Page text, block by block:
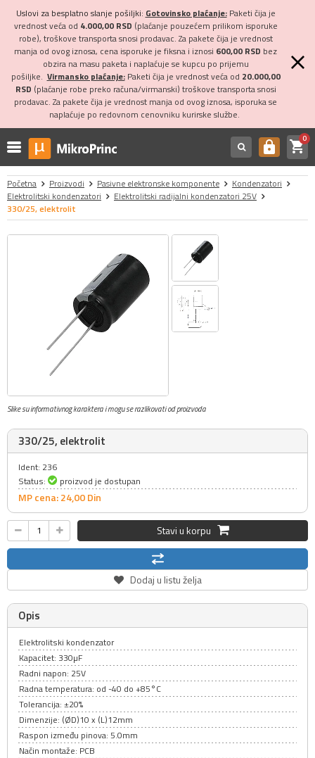
Uslovi za besplatno slanje pošiljki: Gotovinsko plaćanje:Paketi čija je
vrednost veća od 4.000,00 RSD (plaćanje pouzećem prilikom isporuke
robe), troškove transporta snosi prodavac. Za pakete čija je vrednost
manja od ovog iznosa, cena isporuke je fiksna i iznosi 600,00 RSD bez
obzira na masu paketa i naplaćuje se kupcu po prijemu
pošiljke. Virmansko plaćanje:Paketi čija je vrednost veća od 20.000,00
RSD (plaćanje robe preko računa/virmanski) troškove transporta snosi
prodavac. Za pakete čija je vrednost manja od ovog iznosa, isporuka se
naplaćuje po redovnom cenovniku kurirske službe.
https shopping_cart0
Početna Proizvodi Pasivne elektronske komponente
Kondenzatori
Elektrolitski kondenzatori
Elektrolitski radijalni kondenzatori 25V
330/25, elektrolit
Slike su informativnog karaktera i mogu se razlikovati od proizvoda
330/25, elektrolit
Ident: 236
Status:
proizvod je dostupan
MP cena: 24,00Din
Stavi u korpu
Dodaj u listu želja
Opis
Elektrolitski kondenzator
Kapacitet: 330µF
Radni napon: 25V
Radna temperatura: od -40 do +85°C
Tolerancija: ±20%
Dimenzije: (ØD)10 x (L)12mm
Raspon između pinova: 5.0mm
Način montaže: PCB